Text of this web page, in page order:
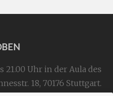
21.00 Uhr in der Aula des
18, 70176 Stuttgart.